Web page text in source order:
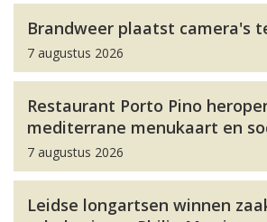
Brandweer plaatst camera's
7 augustus 2026
Restaurant Porto Pino
mediterrane menukaart en
7 augustus 2026
Leidse longartsen winnen